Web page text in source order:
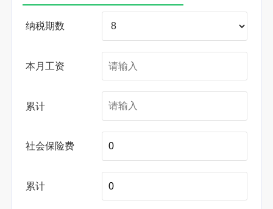
纳税期数
本月工资
累计
社会保险费
累计